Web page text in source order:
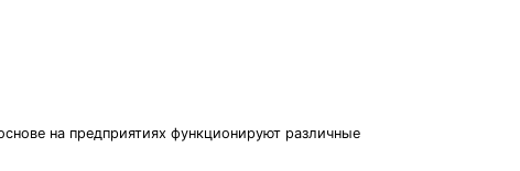
на предприятиях функционируют различные